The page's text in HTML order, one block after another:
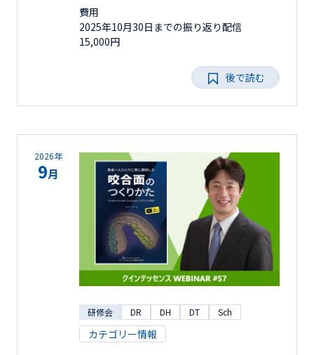
費用
2025年10月30日までの振り返り配信
15,000円
後で読む
2026年
9月
研修会 DR DH DT Sch
カテゴリー情報